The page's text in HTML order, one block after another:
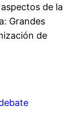
de la
Grandes
de